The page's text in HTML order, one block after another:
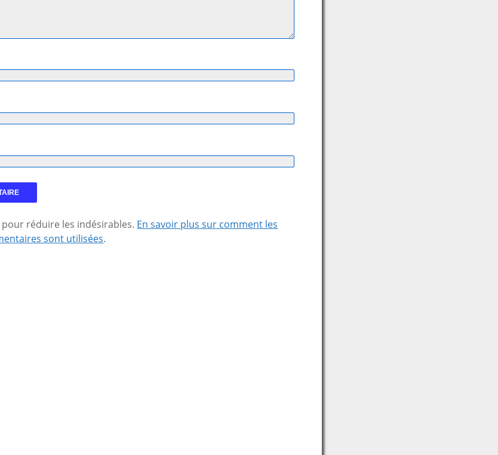
réduire les indésirables. En savoir plus sur comment les
sont utilisées.